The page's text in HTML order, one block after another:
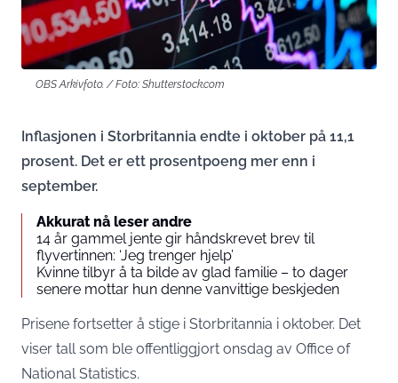
OBS Arkivfoto. / Foto: Shutterstock.com
Inflasjonen i Storbritannia endte i oktober på 11,1
prosent. Det er ett prosentpoeng mer enn i
september.
Akkurat nå leser andre
14 år gammel jente gir håndskrevet brev til
flyvertinnen: ‘Jeg trenger hjelp’
Kvinne tilbyr å ta bilde av glad familie – to dager
senere mottar hun denne vanvittige beskjeden
Prisene fortsetter å stige i Storbritannia i oktober. Det
viser tall som ble offentliggjort onsdag av Office of
National Statistics.